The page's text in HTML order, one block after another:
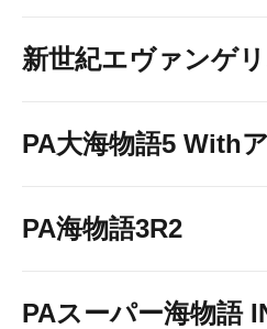
新世紀エヴァンゲ
PA大海物語5 With
PA海物語3R2
PAスーパー海物語